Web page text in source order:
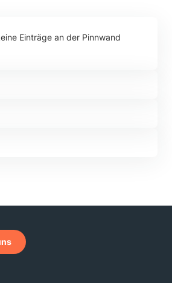
Einträge an der Pinnwand